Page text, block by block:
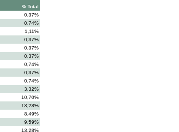
% Total
0,37%
0,74%
1,11%
0,37%
0,37%
0,37%
0,74%
0,37%
0,74%
3,32%
10,70%
13,28%
8,49%
9,59%
13,28%